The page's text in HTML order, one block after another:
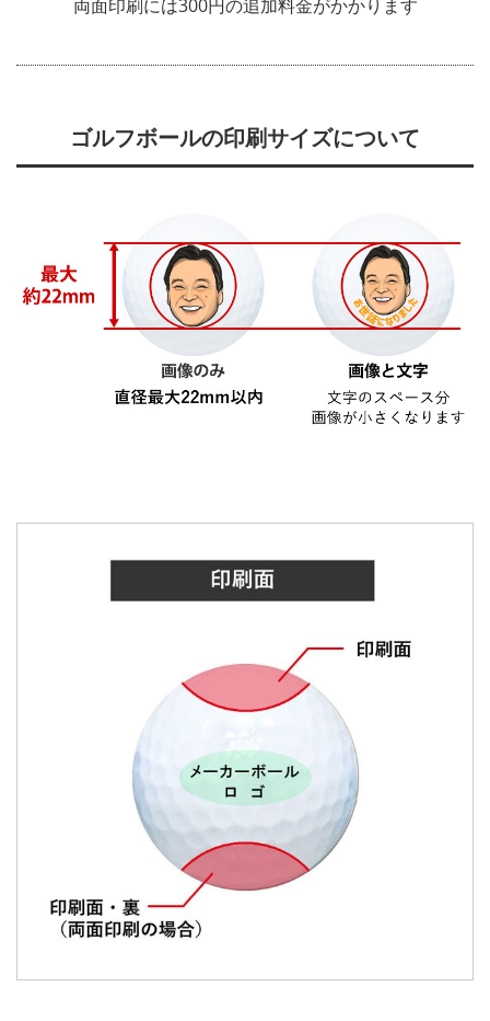
両面印刷には300円の追加料金がかかります
ゴルフボールの印刷サイズについて